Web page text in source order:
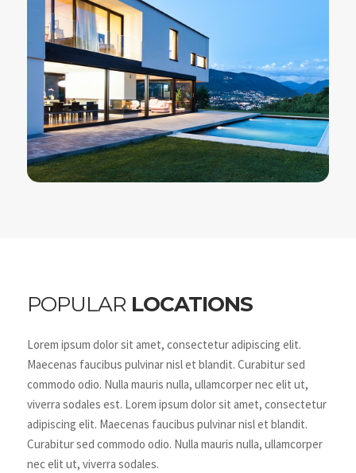
POPULAR LOCATIONS
Lorem ipsum dolor sit amet, consectetur adipiscing elit.
Maecenas faucibus pulvinar nisl et blandit. Curabitur sed
commodo odio. Nulla mauris nulla, ullamcorper nec elit ut,
viverra sodales est. Lorem ipsum dolor sit amet, consectetur
adipiscing elit. Maecenas faucibus pulvinar nisl et blandit.
Curabitur sed commodo odio. Nulla mauris nulla, ullamcorper
nec elit ut, viverra sodales.